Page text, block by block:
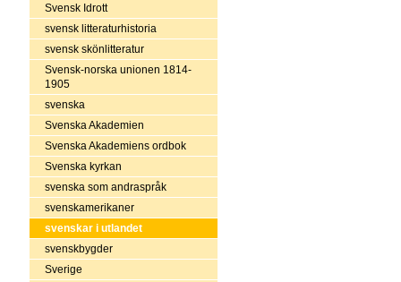
Svensk Idrott
svensk litteraturhistoria
svensk skönlitteratur
Svensk-norska unionen 1814-
1905
svenska
Svenska Akademien
Svenska Akademiens ordbok
Svenska kyrkan
svenska som andraspråk
svenskamerikaner
svenskar i utlandet
svenskbygder
Sverige